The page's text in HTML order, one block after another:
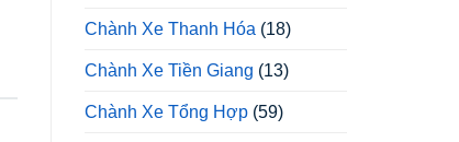
Chành Xe Thanh Hóa (18)
Chành Xe Tiền Giang (13)
Chành Xe Tổng Hợp (59)